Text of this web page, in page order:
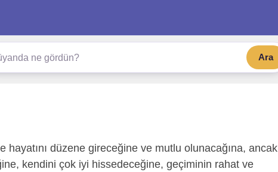
Ara
hayatını düzene gireceğine ve mutlu olunacağına, ancak
kendini çok iyi hissedeceğine, geçiminin rahat ve